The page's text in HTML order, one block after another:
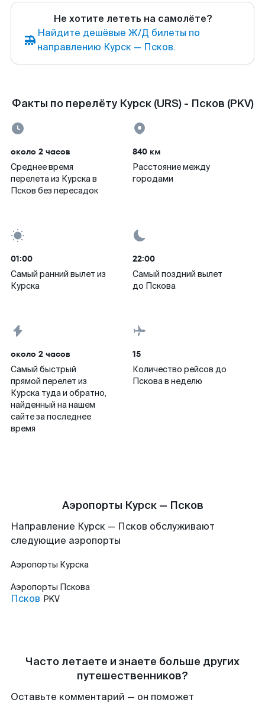
Не хотите лететь на самолёте?
Найдите дешёвые Ж/Д билеты по
направлению Курск — Псков.
Факты по перелёту Курск (URS) - Псков (PKV)
около 2 часов
Среднее время
перелета из Курска в
Псков без пересадок
840 км
Расстояние между
городами
01:00
Самый ранний вылет из
Курска
22:00
Самый поздний вылет
до Пскова
около 2 часов
Самый быстрый
прямой перелет из
Курска туда и обратно,
найденный на нашем
сайте за последнее
время
15
Количество рейсов до
Пскова в неделю
Аэропорты Курск — Псков
Направление Курск — Псков обслуживают
следующие аэропорты
Аэропорты Курска
Аэропорты Пскова
Псков PKV
Часто летаете и знаете больше других
путешественников?
Оставьте комментарий — он поможет